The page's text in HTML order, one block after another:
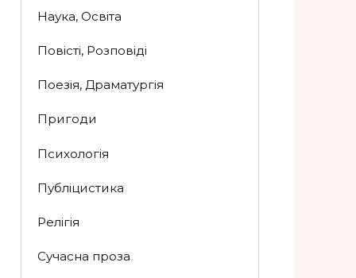
Наука, Освіта
Повісті, Розповіді
Поезія, Драматургія
Пригоди
Психологія
Публіцистика
Релігія
Сучасна проза